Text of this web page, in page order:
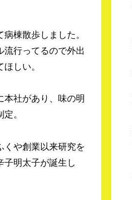
棟散歩しました。
流行ってるので外出
しい。
社があり、味の明
。
や創業以来研究を
子明太子が誕生し